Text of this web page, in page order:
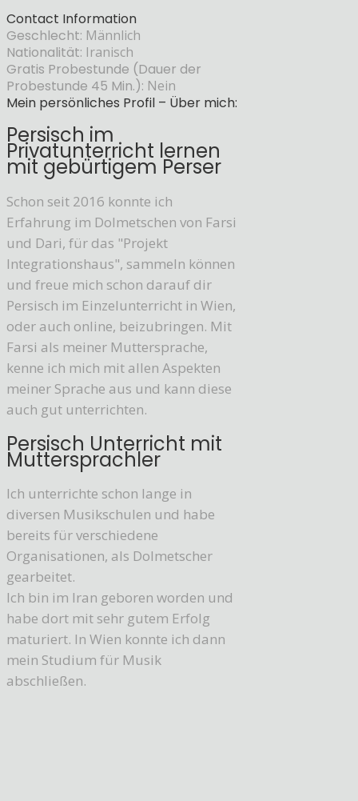
Contact Information
Geschlecht: Männlich
Nationalität: Iranisch
Gratis Probestunde (Dauer der
Probestunde 45 Min.): Nein
Mein persönliches Profil – Über mich:
Persisch im
Privatunterricht lernen
mit gebürtigem Perser
Schon seit 2016 konnte ich
Erfahrung im Dolmetschen von Farsi
und Dari, für das "Projekt
Integrationshaus", sammeln können
und freue mich schon darauf dir
Persisch im Einzelunterricht in Wien,
oder auch online, beizubringen. Mit
Farsi als meiner Muttersprache,
kenne ich mich mit allen Aspekten
meiner Sprache aus und kann diese
auch gut unterrichten.
Persisch Unterricht mit
Muttersprachler
Ich unterrichte schon lange in
diversen Musikschulen und habe
bereits für verschiedene
Organisationen, als Dolmetscher
gearbeitet.
Ich bin im Iran geboren worden und
habe dort mit sehr gutem Erfolg
maturiert. In Wien konnte ich dann
mein Studium für Musik
abschließen.